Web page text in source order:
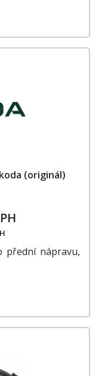
(originál)
přední nápravu,